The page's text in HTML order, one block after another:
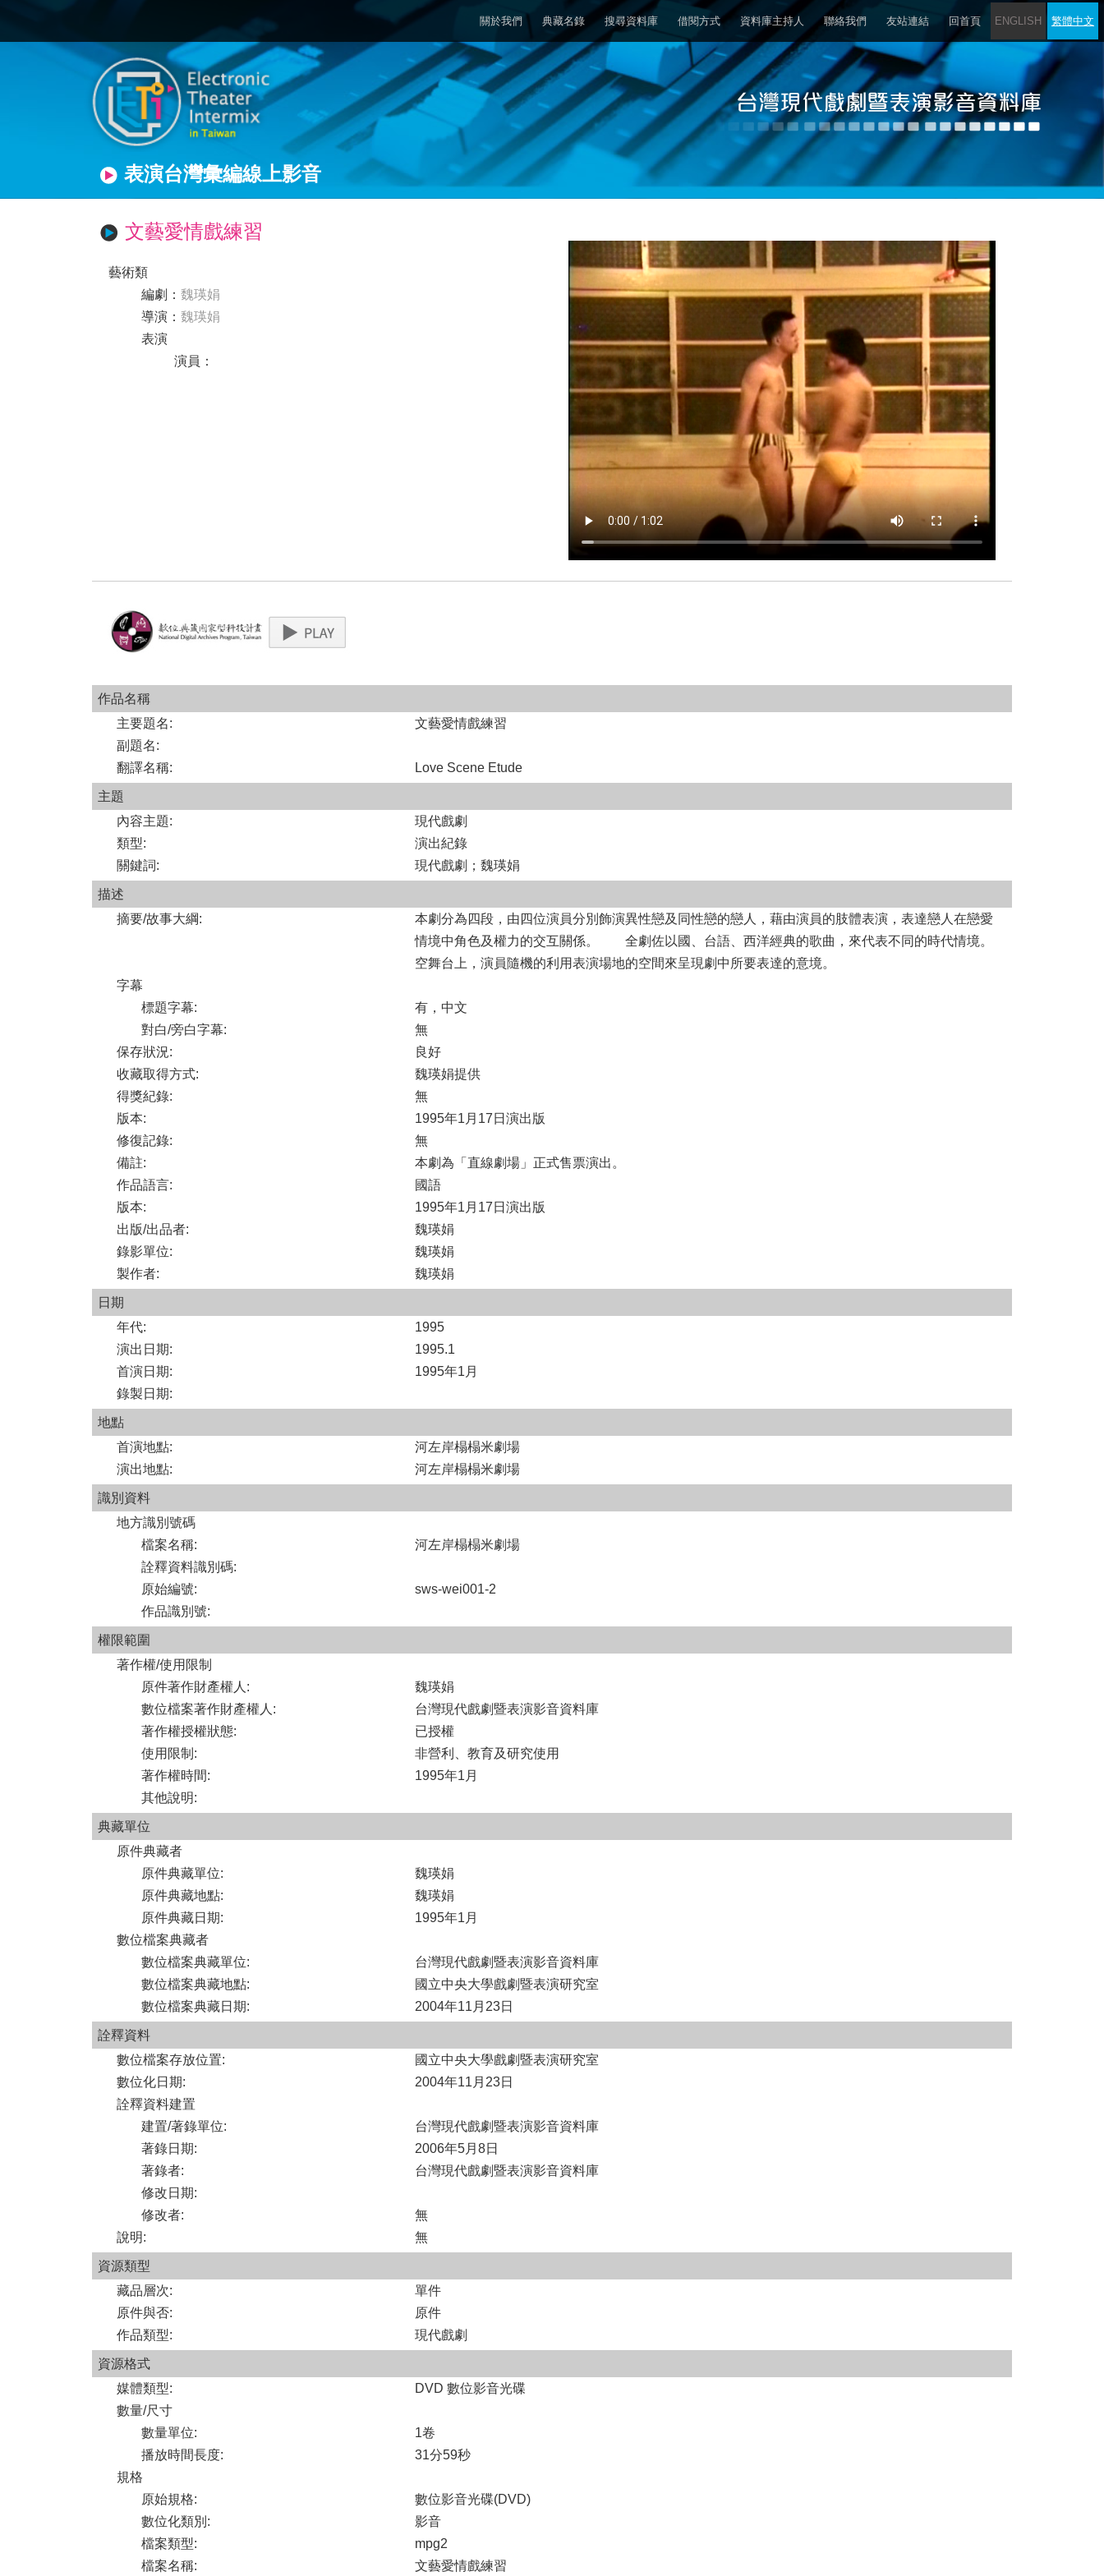
關於我們 典藏名錄 搜尋資料庫 借閱方式 資料庫主持人 聯絡我們 友站連結 回首頁 ENGLISH 繁體中文
表演台灣彙編線上影音
文藝愛情戲練習
藝術類
編劇 ： 魏瑛娟
導演： 魏瑛娟
表演
演員 ：
作品名稱
主要題名:
文藝愛情戲練習
副題名:
翻譯名稱: Love Scene Etude
主題
內容主題:
現代戲劇
類型:
演出紀錄
關鍵詞: 現代戲劇；魏瑛娟
描述
摘要/故事大綱:
本劇分為四段，由四位演員分別飾演異性戀及同性戀的戀人，藉由演員的肢體表演，表達戀人在戀愛
情境中角色及權力的交互關係。 全劇佐以國、台語、西洋經典的歌曲，來代表不同的時代情境。
空舞台上，演員隨機的利用表演場地的空間來呈現劇中所要表達的意境。
字幕
標題字幕:
有，中文
對白/旁白字幕:
無
保存狀況:
良好
收藏取得方式:
魏瑛娟提供
得獎紀錄:
無
版本:
1995年1月17日演出版
修復記錄:
無
備註:
本劇為「直線劇場」正式售票演出。
作品語言:
國語
版本:
1995年1月17日演出版
出版/出品者:
魏瑛娟
錄影單位:
魏瑛娟
製作者: 魏瑛娟
日期
年代:
1995
演出日期:
1995.1
首演日期:
1995年1月
錄製日期:
地點
首演地點:
河左岸榻榻米劇場
演出地點: 河左岸榻榻米劇場
識別資料
地方識別號碼
檔案名稱:
河左岸榻榻米劇場
詮釋資料識別碼:
原始編號:
sws-wei001-2
作品識別號:
權限範圍
著作權/使用限制
原件著作財產權人 :
魏瑛娟
數位檔案著作財產權人 :
台灣現代戲劇暨表演影音資料庫
著作權授權狀態:
已授權
使用限制 :
非營利、教育及研究使用
著作權時間:
1995年1月
其他說明:
典藏單位
原件典藏者
原件典藏單位:
魏瑛娟
原件典藏地點:
魏瑛娟
原件典藏日期:
1995年1月
數位檔案典藏者
數位檔案典藏單位:
台灣現代戲劇暨表演影音資料庫
數位檔案典藏地點:
國立中央大學戲劇暨表演研究室
數位檔案典藏日期: 2004年11月23日
詮釋資料
數位檔案存放位置:
國立中央大學戲劇暨表演研究室
數位化日期:
2004年11月23日
詮釋資料建置
建置/著錄單位:
台灣現代戲劇暨表演影音資料庫
著錄日期:
2006年5月8日
著錄者:
台灣現代戲劇暨表演影音資料庫
修改日期:
修改者:
無
說明: 無
資源類型
藏品層次:
單件
原件與否:
原件
作品類型: 現代戲劇
資源格式
媒體類型:
DVD 數位影音光碟
數量/尺寸
數量單位:
1卷
播放時間長度:
31分59秒
規格
原始規格:
數位影音光碟(DVD)
數位化類別 :
影音
檔案類型:
mpg2
檔案名稱: 文藝愛情戲練習